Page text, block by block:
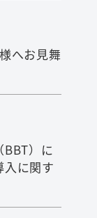
へお見舞
BBT）に
入に関す